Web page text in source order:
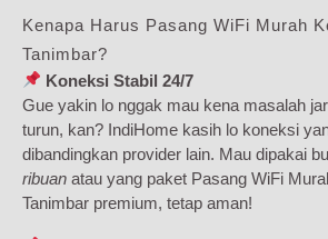
Kenapa Harus Pasang WiFi Murah
Tanimbar?
Koneksi Stabil 24/7
Gue yakin lo nggak mau kena masalah
turun, kan? IndiHome kasih lo koneksi
dibandingkan provider lain. Mau dipakai
ribuan atau yang paket Pasang WiFi
Tanimbar premium, tetap aman!